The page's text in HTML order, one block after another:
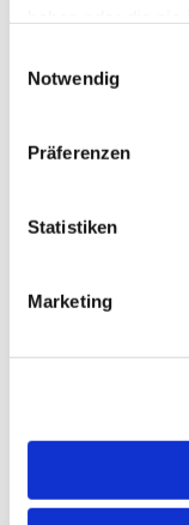
Notwendig
Präferenzen
Statistiken
Marketing